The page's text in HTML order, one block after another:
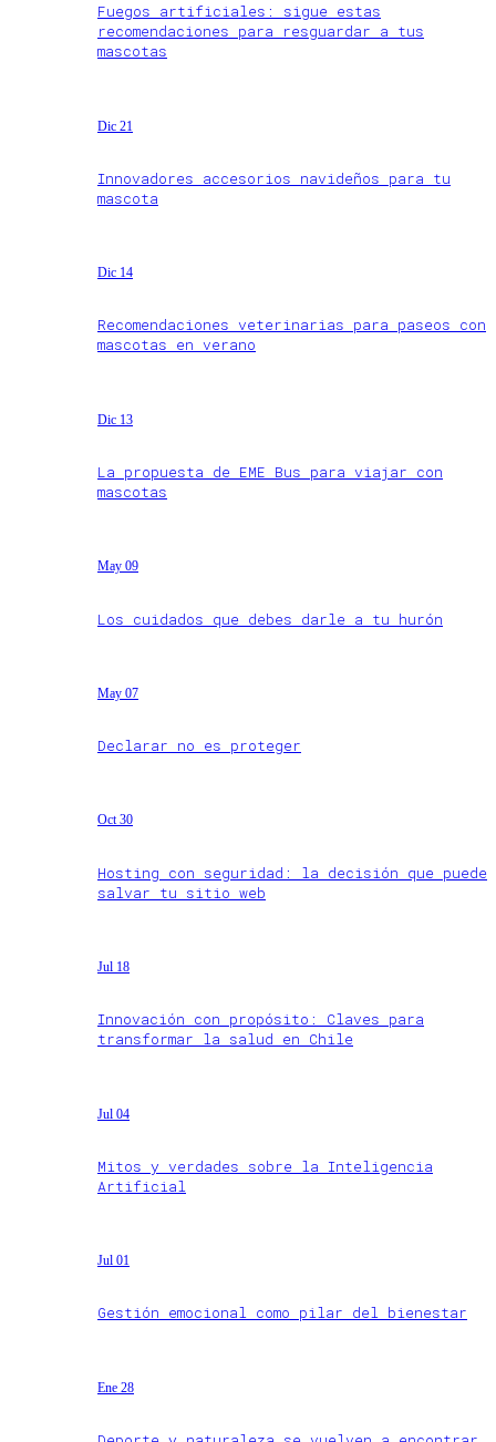
Fuegos artificiales: sigue estas
recomendaciones para resguardar a tus
mascotas
Dic 21
Innovadores accesorios navideños para tu
mascota
Dic 14
Recomendaciones veterinarias para paseos con
mascotas en verano
Dic 13
La propuesta de EME Bus para viajar con
mascotas
May 09
Los cuidados que debes darle a tu hurón
May 07
Declarar no es proteger
Oct 30
Hosting con seguridad: la decisión que puede
salvar tu sitio web
Jul 18
Innovación con propósito: Claves para
transformar la salud en Chile
Jul 04
Mitos y verdades sobre la Inteligencia
Artificial
Jul 01
Gestión emocional como pilar del bienestar
Ene 28